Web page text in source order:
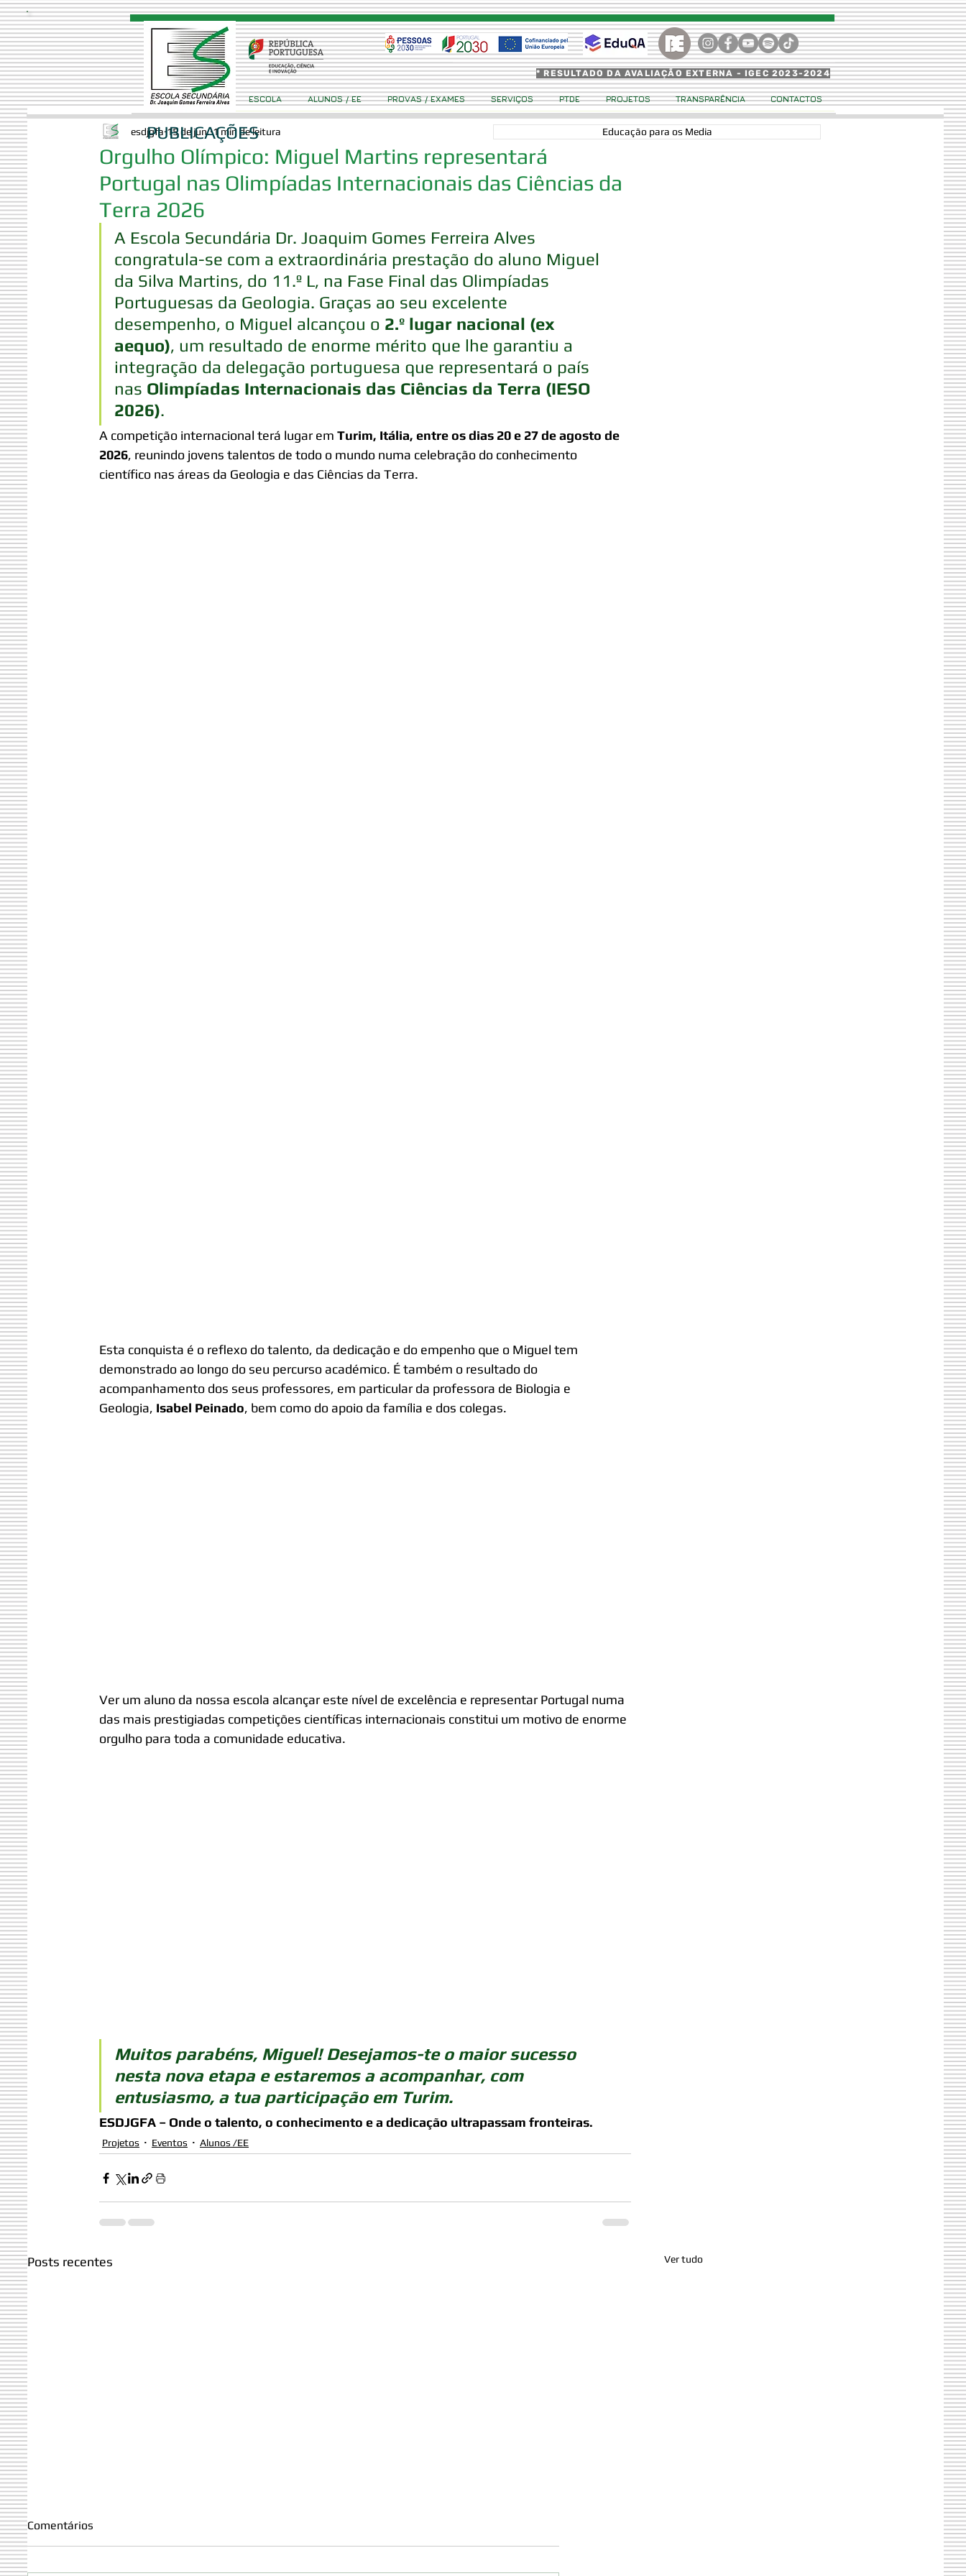
Orgulho Olímpico: Miguel Martins representará
Portugal nas Olimpíadas Internacionais das Ciências da
Terra 2026
esdjgfa 15 de jun. 1 min de leitura
A Escola Secundária Dr. Joaquim Gomes Ferreira Alves
congratula-se com a extraordinária prestação do aluno Miguel
da Silva Martins, do 11.º L, na Fase Final das Olimpíadas
Portuguesas da Geologia. Graças ao seu excelente
desempenho, o Miguel alcançou o 2.º lugar nacional (ex
aequo), um resultado de enorme mérito que lhe garantiu a
integração da delegação portuguesa que representará o país
nas Olimpíadas Internacionais das Ciências da Terra (IESO
2026).
A competição internacional terá lugar em Turim, Itália, entre os dias 20 e 27 de agosto de
2026, reunindo jovens talentos de todo o mundo numa celebração do conhecimento
científico nas áreas da Geologia e das Ciências da Terra.
Esta conquista é o reflexo do talento, da dedicação e do empenho que o Miguel tem
demonstrado ao longo do seu percurso académico. É também o resultado do
acompanhamento dos seus professores, em particular da professora de Biologia e
Geologia, Isabel Peinado, bem como do apoio da família e dos colegas.
Ver um aluno da nossa escola alcançar este nível de excelência e representar Portugal numa
das mais prestigiadas competições científicas internacionais constitui um motivo de enorme
orgulho para toda a comunidade educativa.
Muitos parabéns, Miguel! Desejamos-te o maior sucesso
nesta nova etapa e estaremos a acompanhar, com
entusiasmo, a tua participação em Turim.
ESDJGFA – Onde o talento, o conhecimento e a dedicação ultrapassam fronteiras.
Projetos Eventos Alunos /EE
Posts recentes Ver tudo
Comentários
PUBLICAÇÕES Educação para os Media
ESCOLA ALUNOS / EE PROVAS / EXAMES SERVIÇOS PTDE PROJETOS TRANSPARÊNCIA CONTACTOS
* RESULTADO DA AVALIAÇÃO EXTERNA - IGEC 2023-2024